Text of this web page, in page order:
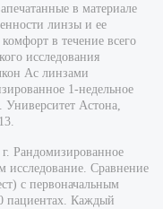
в материале
линзы и ее
в течение всего
исследования
Ас линзами
1-недельное
Университет Астона,
Рандомизированное
исследование. Сравнение
с первоначальным
пациентах. Каждый